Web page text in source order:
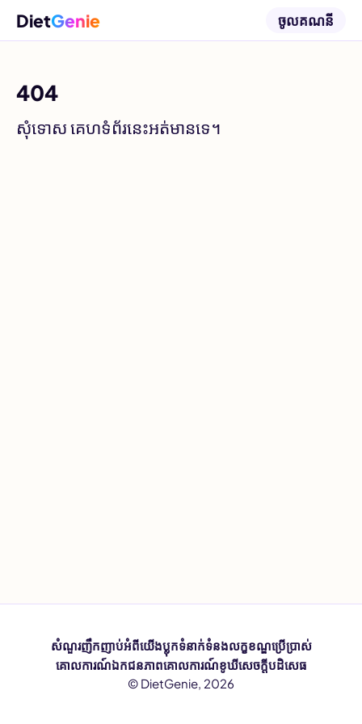
DietGenie ចូលគណនី
404
សុំទោស គេហទំព័រនេះអត់មានទេ។
សំណួរញឹកញាប់អំពីយើងប្លុកទំនាក់ទំនងលក្ខខណ្ឌប្រើប្រាស់
គោលការណ៍ឯកជនភាពគោលការណ៍ខូឃីសេចក្តីបដិសេធ
© DietGenie, 2026